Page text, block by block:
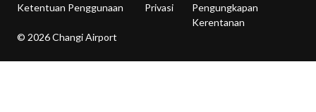
Ketentuan Penggunaan
Privasi
Pengungkapan
Kerentanan
© 2026 Changi Airport